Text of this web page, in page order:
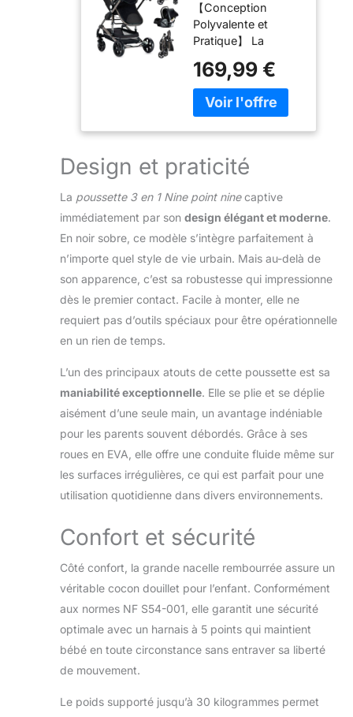
Bebe avec
Double Modes
de Poussée
Réversibles,
Poussette
Canne avec
Grande Nacelle
Cadre
Aluminium
Haute Paysage
(739 Black)
【Conception
Polyvalente et
Pratique】 La
offre une
multifonctionnalité
avec trois modes
d'aluminium de la
poussette
combinée 3 en 1,
connu pour sa
durabilité, offre une
longévité sans
compromettre la
légèreté et la
maniabilité. La
fonction de pliage
rapide en un clic
répondant ainsi au
style de vie rapide
modernes toujours
en mouvement.
【Tissu Sélectionné
et Fonctionnalités
de Confort
auvent réglable
poussette bebe 3
en 1 offre une
protection contre le
pluie, offrant un
confort optimal à
crée un
169,99 €
Design et praticité
La poussette 3 en 1 Nine point ninecaptive
immédiatement par son design élégant et moderne.
En noir sobre, ce modèle s’intègre parfaitement à
n’importe quel style de vie urbain. Mais au-delà de
son apparence, c’est sa robustesse qui impressionne
dès le premier contact. Facile à monter, elle ne
requiert pas d’outils spéciaux pour être opérationnelle
en un rien de temps.
L’un des principaux atouts de cette poussette est sa
maniabilité exceptionnelle. Elle se plie et se déplie
aisément d’une seule main, un avantage indéniable
pour les parents souvent débordés. Grâce à ses
roues en EVA, elle offre une conduite fluide même sur
les surfaces irrégulières, ce qui est parfait pour une
utilisation quotidienne dans divers environnements.
Confort et sécurité
Côté confort, la grande nacelle rembourrée assure un
véritable cocon douillet pour l’enfant. Conformément
aux normes NF S54-001, elle garantit une sécurité
optimale avec un harnais à 5 points qui maintient
bébé en toute circonstance sans entraver sa liberté
de mouvement.
Le poids supporté jusqu’à 30 kilogrammes permet